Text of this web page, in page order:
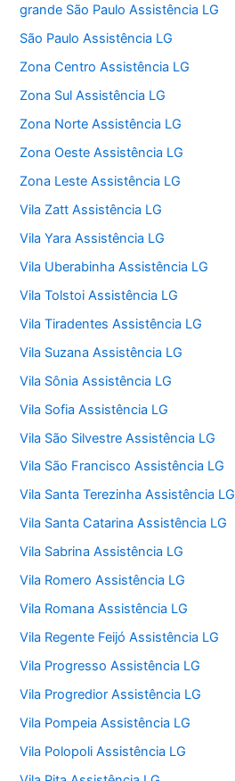
grande São Paulo Assistência LG
São Paulo Assistência LG
Zona Centro Assistência LG
Zona Sul Assistência LG
Zona Norte Assistência LG
Zona Oeste Assistência LG
Zona Leste Assistência LG
Vila Zatt Assistência LG
Vila Yara Assistência LG
Vila Uberabinha Assistência LG
Vila Tolstoi Assistência LG
Vila Tiradentes Assistência LG
Vila Suzana Assistência LG
Vila Sônia Assistência LG
Vila Sofia Assistência LG
Vila São Silvestre Assistência LG
Vila São Francisco Assistência LG
Vila Santa Terezinha Assistência LG
Vila Santa Catarina Assistência LG
Vila Sabrina Assistência LG
Vila Romero Assistência LG
Vila Romana Assistência LG
Vila Regente Feijó Assistência LG
Vila Progresso Assistência LG
Vila Progredior Assistência LG
Vila Pompeia Assistência LG
Vila Polopoli Assistência LG